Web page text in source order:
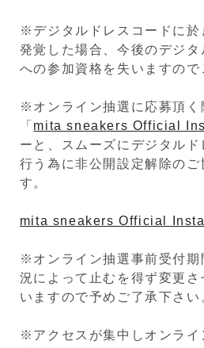
※デジタルドレスコードに於
発覚した場合、今後のデジ
への参加資格を失いますので
※オンライン抽選に応募頂く
「 mita sneakers Official
ーと、スムーズにデジタル
行う為に非公開設定解除のご
す。
mita sneakers Official
※オンライン抽選事前受付期
況によって止むを得ず変更
いますので予めご了承下さい
※アクセスが集中しオンライ